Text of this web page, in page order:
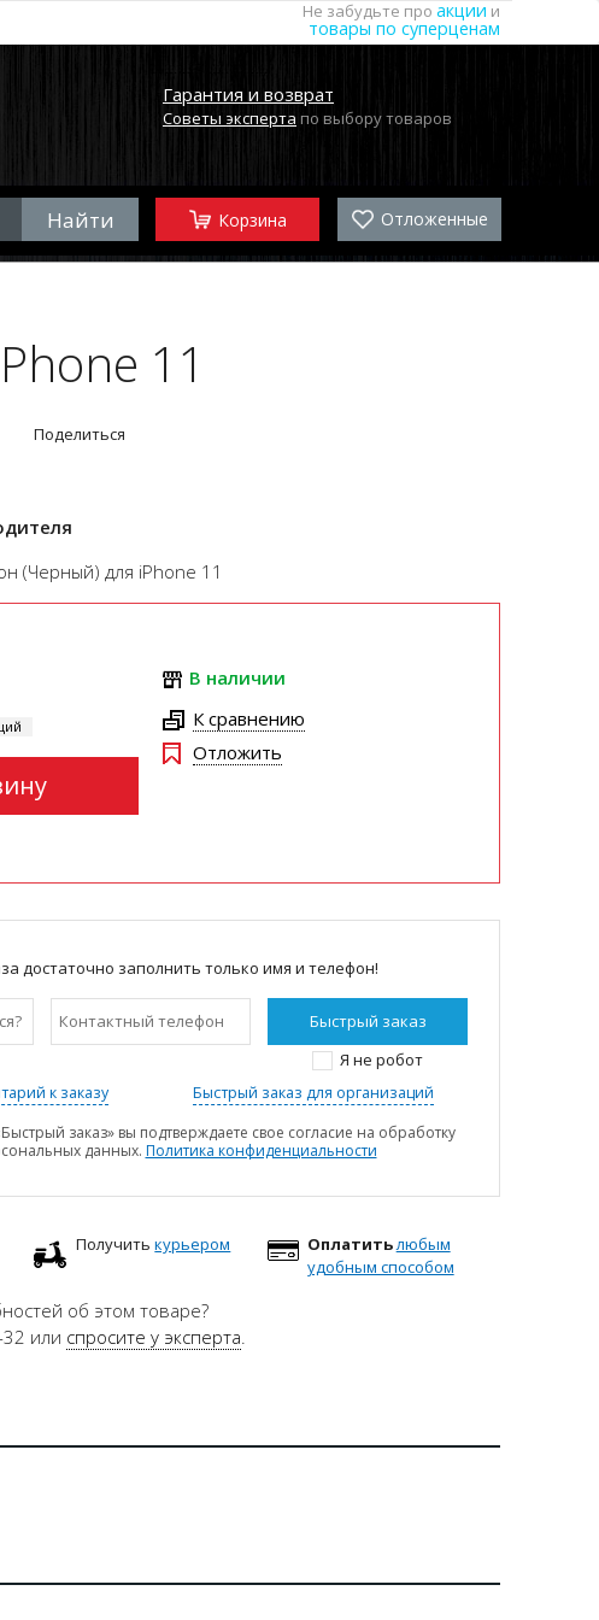
Не забудьте про акции и
товары по суперценам
Гарантия и возврат
Советы эксперта по выбору товаров
Корзина Отложенные
11
Поделиться
(Черный) для iPhone 11
В наличии
К сравнению
Отложить
достаточно заполнить только имя и телефон!
Я не робот
к заказу
Быстрый заказ для организаций
заказ» вы подтверждаете свое согласие на обработку
данных. Политика конфиденциальности
Получитькурьером Оплатитьлюбым
удобным способом
об этом товаре?
или спросите у эксперта.